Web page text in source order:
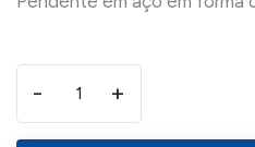
- +